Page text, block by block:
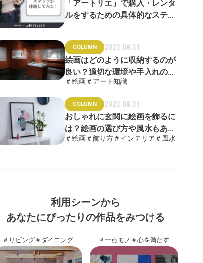
「アートリエ」で購入・レンタ
ルをするための具体的なステッ
COLUMN 2023.08.31
絵画はどのように収納するのが
良い？適切な環境や手入れの方
法を徹底解説
＃絵画＃アート知識
COLUMN 2023.08.31
おしゃれに玄関に絵画を飾るに
は？絵画の選び方や風水もあわ
せて解説
＃絵画＃飾り方＃インテリア ＃風水
利用シーンから
あなたにぴったりの作品をみつける
＃リビング＃ダイニング ＃一点モノ ＃心を満たす